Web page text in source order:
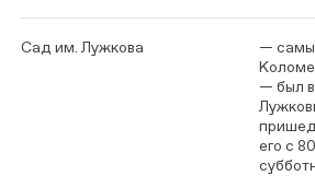
Сад им. Лужкова
—
— был
его с